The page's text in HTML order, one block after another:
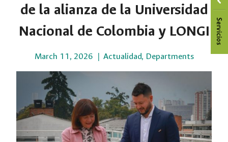
de la alianza de la Universidad
Nacional de Colombia y LONGI
March 11, 2026 Actualidad, Departments